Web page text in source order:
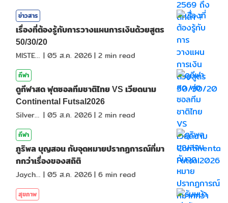
ข่าวสาร
เรื่องที่ต้องรู้กับการวางแผนการเงินด้วยสูตร
50/30/20
MISTER1997 | 05 ส.ค. 2026| 2 min read
กีฬา
ดูกีฬาสด ฟุตซอลทีมชาติไทย VS เวียดนาม
Continental Futsal2026
SilverShark | 05 ส.ค. 2026| 2 min read
กีฬา
ภูริพล บุญสอน กับจุดหมายปรากฏการณ์ที่มา
กกว่าเรื่องของสถิติ
Jaychou | 05 ส.ค. 2026| 6 min read
สุขภาพ